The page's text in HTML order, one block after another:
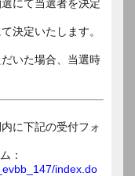
にて当選者を決定
決定いたします。
いた場合、当選時
に下記の受付フォ
：
index.do